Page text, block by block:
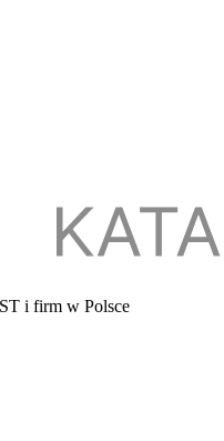
i firm w Polsce